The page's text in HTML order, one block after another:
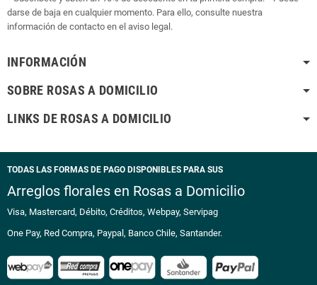
darse de baja en cualquier momento. Para ello, consulte nuestra
información de contacto en el aviso legal.
INFORMACIÓN
SOBRE ROSAS A DOMICILIO
LINKS DE ROSAS A DOMICILIO
TODAS LAS FORMAS DE PAGO DISPONIBLES PARA SUS
Arreglos florales en Rosas a Domicilio
Visa, Mastercard, Débito, Créditos, Webpay, Servipag
One Pay, Red Compra, Paypal, Banco Chile, Santander.